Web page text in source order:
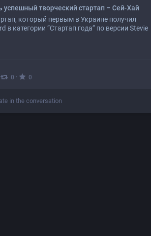
успешный творческий стартап – Сей-Хай
который первым в Украине получил
в категории “Стартап года” по версии Stevie
0 · 0
in the conversation